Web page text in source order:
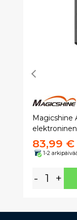
Magicshine
83,99 €
1-2
- +